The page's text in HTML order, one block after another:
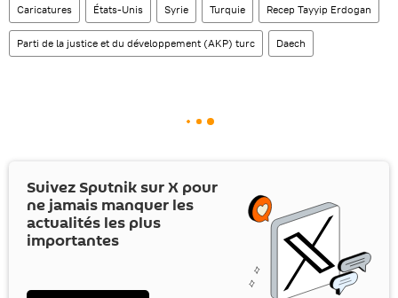
Caricatures États-Unis Syrie Turquie Recep Tayyip Erdogan
Parti de la justice et du développement (AKP) turc Daech
Suivez Sputnik surX pour
ne jamais manquer les
actualités les plus
importantes